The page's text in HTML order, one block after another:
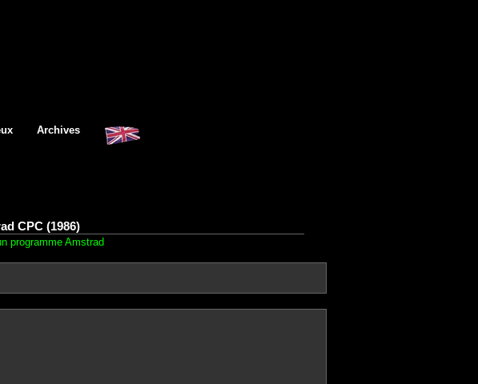
Archives
CPC (1986)
programme Amstrad